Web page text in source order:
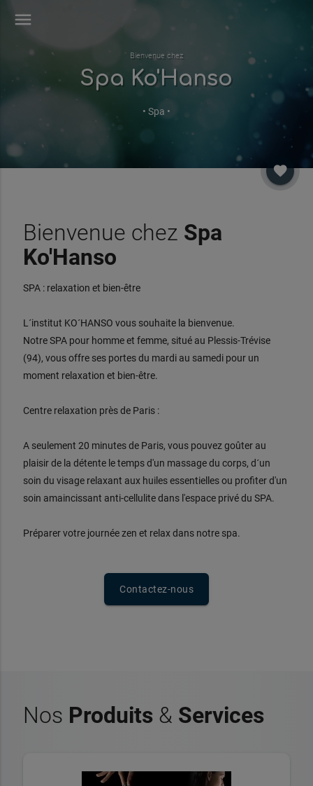
menu
Bienvenue chez
Spa Ko'Hanso
• Spa •
favorite
Bienvenue chez Spa
Ko'Hanso
SPA : relaxation et bien-être
L´institut KO´HANSO vous souhaite la bienvenue.
Notre SPA pour homme et femme, situé au Plessis-Trévise
(94), vous offre ses portes du mardi au samedi pour un
moment relaxation et bien-être.
Centre relaxation près de Paris :
A seulement 20 minutes de Paris, vous pouvez goûter au
plaisir de la détente le temps d'un massage du corps, d´un
soin du visage relaxant aux huiles essentielles ou profiter d'un
soin amaincissant anti-cellulite dans l'espace privé du SPA.
Préparer votre journée zen et relax dans notre spa.
Contactez-nous
Nos Produits& Services